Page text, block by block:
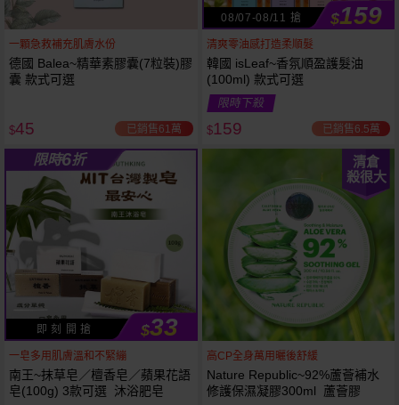
下單
立刻送
折
一顆急救補充肌膚水份
德國 Balea~精華素膠囊(7粒裝)膠
囊 款式可選
$45 已銷售61萬
08/07-08/11 搶 $159
清爽零油感打造柔順髮
韓國 isLeaf~香氛順盈護髮油
(100ml) 款式可選
限時下殺
$159 已銷售6.5萬
限時6折
即 刻 開 搶 $33
一皂多用肌膚溫和不緊繃
南王~抹草皂／檀香皂／蘋果花語
皂(100g) 3款可選 沐浴肥皂
清倉
殺很大
高CP全身萬用曬後舒緩
Nature Republic~92%蘆薈補水
修護保濕凝膠300ml 蘆薈膠